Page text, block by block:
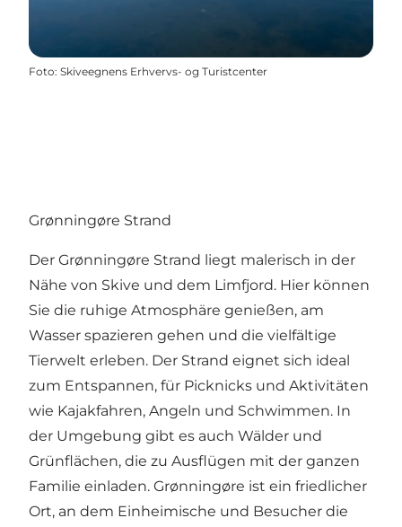
Foto: Skiveegnens Erhvervs- og Turistcenter
Grønningøre Strand
Der Grønningøre Strand liegt malerisch in der
Nähe von Skive und dem Limfjord. Hier können
Sie die ruhige Atmosphäre genießen, am
Wasser spazieren gehen und die vielfältige
Tierwelt erleben. Der Strand eignet sich ideal
zum Entspannen, für Picknicks und Aktivitäten
wie Kajakfahren, Angeln und Schwimmen. In
der Umgebung gibt es auch Wälder und
Grünflächen, die zu Ausflügen mit der ganzen
Familie einladen. Grønningøre ist ein friedlicher
Ort, an dem Einheimische und Besucher die